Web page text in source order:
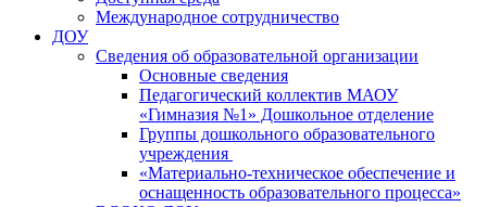
Международное сотрудничество
ДОУ
Сведения об образовательной организации
Основные сведения
Педагогический коллектив МАОУ
«Гимназия №1» Дошкольное отделение
Группы дошкольного образовательного
учреждения
«Материально-техническое обеспечение и
оснащенность образовательного процесса»